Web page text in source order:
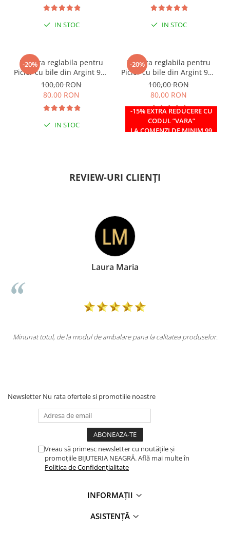
IN STOC IN STOC
-20%
Bratara reglabila pentru
Picior cu bile din Argint 925
si margele Miyuki rosii
100,00 RON
80,00 RON
IN STOC
-20%
-15% EXTRA REDUCERE CU
CODUL ”VARA”
LA COMENZI DE MINIM 99
Bratara reglabila pentru
Picior cu bile din Argint 925
si margele Miyuki verzi
100,00 RON
80,00 RON
IN STOC
REVIEW-URI CLIENȚI
Laura Maria
Minunat totul, de la modul de ambalare pana la calitatea produselor.
Newsletter Nu rata ofertele si promotiile noastre
Vreau să primesc newsletter cu noutățile și
promoțiile BIJUTERIA NEAGRĂ. Află mai multe în
Politica de Confidențialitate
INFORMAȚII
ASISTENȚĂ